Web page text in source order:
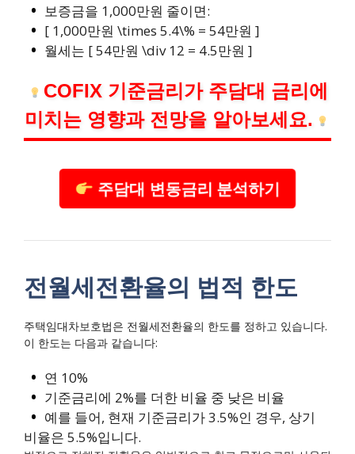
보증금을 1,000만원 줄이면:
[ 1,000만원 \times 5.4\% = 54만원 ]
월세는 [ 54만원 \div 12 = 4.5만원 ]
COFIX 기준금리가 주담대 금리에
미치는 영향과 전망을 알아보세요.
주담대 변동금리 분석하기
전월세전환율의 법적 한도
주택임대차보호법은 전월세전환율의 한도를 정하고 있습니다.
이 한도는 다음과 같습니다:
연 10%
기준금리에 2%를 더한 비율 중 낮은 비율
예를 들어, 현재 기준금리가 3.5%인 경우, 상기
비율은 5.5%입니다.